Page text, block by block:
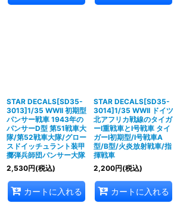
STAR DECALS[SD35-
3013]1/35 WWII 初期型
パンサー戦車 1943年の
パンサーD型 第51戦車大
隊/第52戦車大隊/グロー
スドイッチュラント装甲
擲弾兵師団パンサー大隊
2,530円(税込)
カートに入れる
STAR DECALS[SD35-
3014]1/35 WWII ドイツ
北アフリカ戦線のタイガ
ーI重戦車とI号戦車 タイ
ガーI初期型/I号戦車A
型/B型/火炎放射戦車/指
揮戦車
2,200円(税込)
カートに入れる